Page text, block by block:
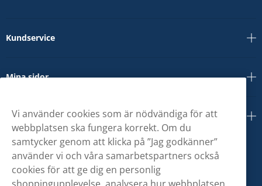
Kundservice
Mina sidor
Om oss
Vi använder cookies som är nödvändiga för att
webbplatsen ska fungera korrekt. Om du
samtycker genom att klicka på ”Jag godkänner”
använder vi och våra samarbetspartners också
cookies för att ge dig en personlig